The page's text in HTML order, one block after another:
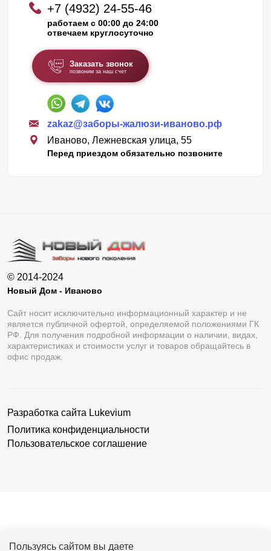
Пользуясь сайтом вы даете
+7 (4932) 24-55-46
работаем с 00:00 до 24:00
отвечаем круглосуточно
Заказать звонок
позвоним за наш счет
zakaz@заборы-жалюзи-иваново.рф
Иваново, Лежневская улица, 55
Перед приездом обязательно позвоните
© 2014-2024
Новый Дом - Иваново
Сайт носит исключительно информационный характер и не
является публичной офертой, определяемой положениями ГК
РФ. Для получения подробной информации о наличии, видах,
характеристиках и стоимости услуг и товаров обращайтесь в
офис продаж.
Разработка сайта Lukevium
Политика конфиденциальности
Пользовательское соглашение